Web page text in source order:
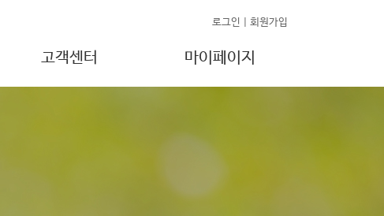
로그인 회원가입
고객센터 마이페이지